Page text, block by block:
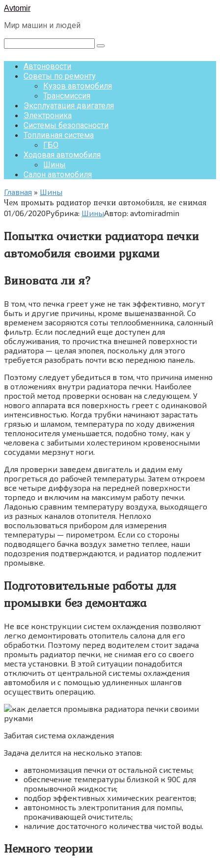
Перейти
контенту
Avtomir
Мир машин и людей
Поиск:
Автоновости
Советы по ремонту
Кузов автомобиля
Трансмиссия
Эксплуатация двигателя
Электроника
Системы безопасности
Топливная система
ГБО
Ходовая автомобиля
Шины
Салон автомобиля
Главная » Шины
Чем промыть радиатор печки автомобиля, не снимая
01/06/2020Рубрика: ШиныАвтор: avtomiradmin
Попытка очистки радиатора печки
автомобиля своими руками
Виновата ли я?
В том, что печка греет уже не так эффективно, могут
быть и другие причины, кроме вышеназванной. Со
временем засоряются соты теплообменника, салонный
фильтр. Если последний еще доступен для
обслуживания, то прочистка внешней поверхности
радиатора — целая эпопея, поскольку для этого
требуется разобрать почти всю переднюю панель.
Поэтому следует убедиться в том, что причина именно
в отложениях внутри радиатора печки. Наиболее
простой метод проверки основан на следующем. У
нового аппарата вся поверхность греет с одинаковой
интенсивностью. Когда трубки начинают зарастать
грязью и шламом, температура по ходу движения
теплоносителя уменьшается, подобно тому, как у
человека с забитыми холестерином кровеносными
сосудами мерзнут ноги.
Для проверки заведем двигатель и дадим ему
прогреться до рабочей температуры. Затем откроем
все четыре диффузора на передней поверхности
торпедо и включим на максимум работу печки.
Ладонью сравним температуру воздуха, выходящего
из разных каналов отопителя. Неплохо
воспользоваться прибором для измерения
температуры — пирометром. Если со стороны
подводящего бачка воздух заметно теплее, наши
подозрения подтверждаются, и радиатор подлежит
промывке.
Подготовительные работы для
промывки без демонтажа
Не все конструкции систем охлаждения позволяют
легко демонтировать отопитель салона для его
обработки. Поэтому перед водителем стоит задача
промыть радиатор печки, не снимая его со своего
места установки. В этой ситуации понадобится
отключить от центральной системы охлаждения
автомобиля и с помощью удлиненных шлангов
осуществить операцию.
Забитая система охлаждения
Задача делится на несколько этапов:
автономизация печки от остальной системы;
обеспечение температуры близкой к 90С для
промывочной жидкости;
подбор эффективных химических реагентов;
автономность электропитания для помпы,
прокачивающей очиститель;
наличие достаточного количества чистой воды.
Немного теории